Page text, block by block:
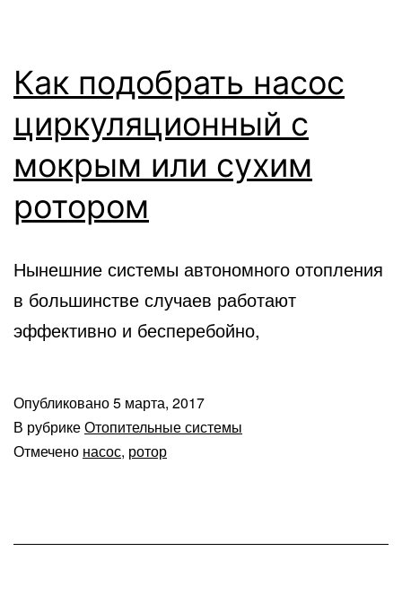
Как подобрать насос
циркуляционный с
мокрым или сухим
ротором
Нынешние системы автономного отопления
в большинстве случаев работают
эффективно и бесперебойно,
Опубликовано5 марта, 2017
В рубрикеОтопительные системы
Отмечено насос, ротор